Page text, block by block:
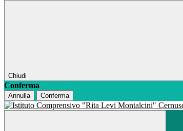
Chiudi
Conferma
Annulla Conferma